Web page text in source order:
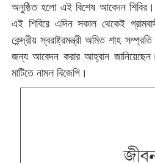
অনুষ্ঠিত হলো এই বিশেষ আবেদন
এই শিবিরে এদিন সকাল থেকেই
কেন্দ্রীয় স্বরাষ্ট্রমন্ত্রী অমিত শাহ
জন্য আবেদন করার আহ্বান জানিয়েছেন।
মাটিতে নামল বিজেপি।